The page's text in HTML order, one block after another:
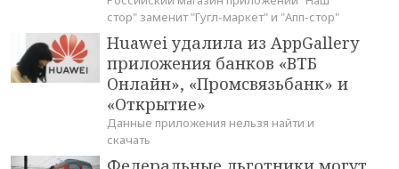
стор" заменит "Гугл-маркет" и "Апп-стор"
Huawei удалила из AppGallery
приложения банков «ВТБ
Онлайн», «Промсвязьбанк» и
«Открытие»
Данные приложения нельзя найти и
скачать